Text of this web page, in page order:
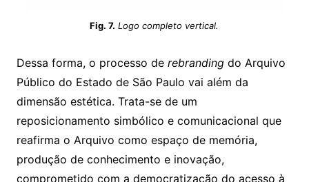
Fig. 7. Logo completo vertical.
Dessa forma, o processo de rebranding do Arquivo
Público do Estado de São Paulo vai além da
dimensão estética. Trata-se de um
reposicionamento simbólico e comunicacional que
reafirma o Arquivo como espaço de memória,
produção de conhecimento e inovação,
comprometido com a democratização do acesso à